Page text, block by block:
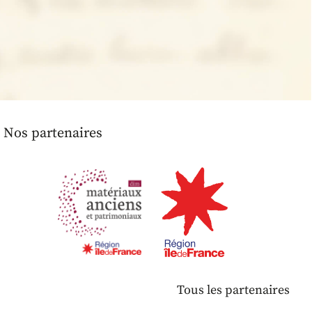
Nos partenaires
Tous les partenaires